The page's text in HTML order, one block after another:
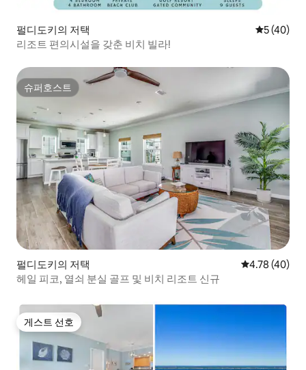
펄디도키의 저택 평점 5점(5
5 (40)
리조트 편의시설을 갖춘 비치 빌라!
슈퍼호스트
슈퍼호스트
펄디도키의 저택 평점 4.78점
4.78 (40)
헤일 피코, 열쇠 분실 골프 및 비치 리조트 신규
게스트 선호
게스트 선호